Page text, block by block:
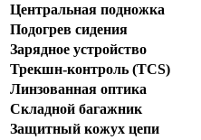
Центральная подножка
Подогрев сидения
Зарядное устройство
Трекшн-контроль (TCS)
Линзованная оптика
Складной багажник
Защитный кожух цепи